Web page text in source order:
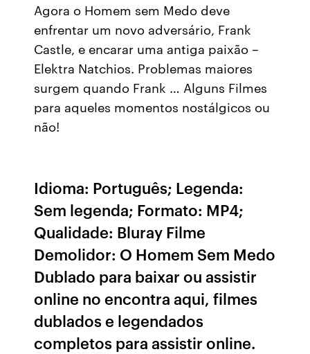
Agora o Homem sem Medo deve
enfrentar um novo adversário, Frank
Castle, e encarar uma antiga paixão –
Elektra Natchios. Problemas maiores
surgem quando Frank … Alguns Filmes
para aqueles momentos nostálgicos ou
não!
Idioma: Português; Legenda:
Sem legenda; Formato: MP4;
Qualidade: Bluray Filme
Demolidor: O Homem Sem Medo
Dublado para baixar ou assistir
online no encontra aqui, filmes
dublados e legendados
completos para assistir online.